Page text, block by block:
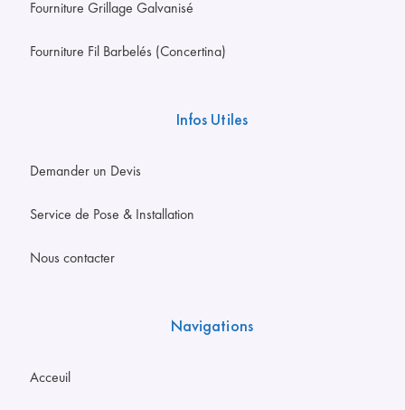
Fourniture Grillage Galvanisé
Fourniture Fil Barbelés (Concertina)
Infos Utiles
Demander un Devis
Service de Pose & Installation
Nous contacter
Navigations
Acceuil